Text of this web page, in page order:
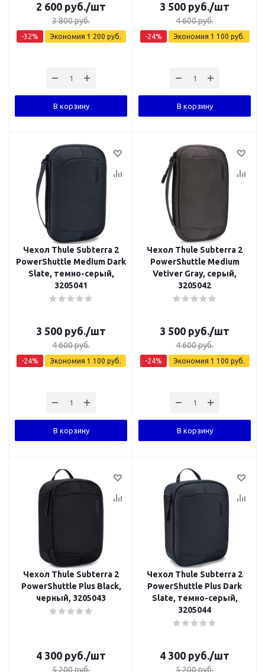
2 600 руб./шт
3 800руб.
-32% Экономия 1 200 руб.
В корзину
3 500 руб./шт
4 600руб.
-24% Экономия 1 100 руб.
В корзину
Чехол Thule Subterra 2
PowerShuttle Medium Dark
Slate, темно-серый,
3205041
3 500 руб./шт
4 600руб.
-24% Экономия 1 100 руб.
В корзину
Чехол Thule Subterra 2
PowerShuttle Medium
Vetiver Gray, серый,
3205042
3 500 руб./шт
4 600руб.
-24% Экономия 1 100 руб.
В корзину
Чехол Thule Subterra 2
PowerShuttle Plus Black,
черный, 3205043
4 300 руб./шт
5 200руб.
Чехол Thule Subterra 2
PowerShuttle Plus Dark
Slate, темно-серый,
3205044
4 300 руб./шт
5 200руб.